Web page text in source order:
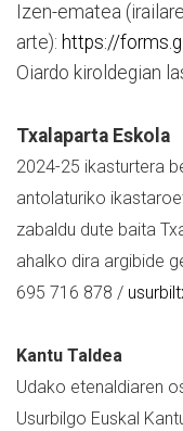
Izen-ematea
arte): https://
Oiardo kiroldegian
Txalaparta Eskola
2024-25 ikasturtera
antolaturiko
zabaldu dute baita
ahalko dira argibide
695 716 878 /
Kantu Taldea
Udako etenaldiaren
Usurbilgo Euskal